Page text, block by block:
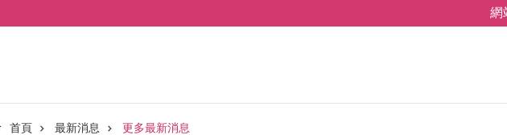
網
首頁 最新消息 更多最新消息